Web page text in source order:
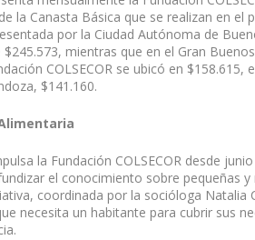
la Canasta Básica que se realizan en el
por la Ciudad Autónoma de
mientras que en el Gran
COLSECOR se ubicó en
$141.160.
la Fundación COLSECOR desde
el conocimiento sobre pequeñas
coordinada por la socióloga Natalia
necesita un habitante para cubrir sus